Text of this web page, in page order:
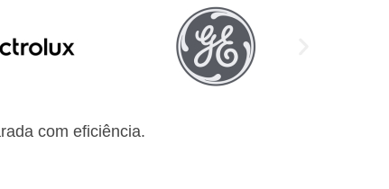
com eficiência.